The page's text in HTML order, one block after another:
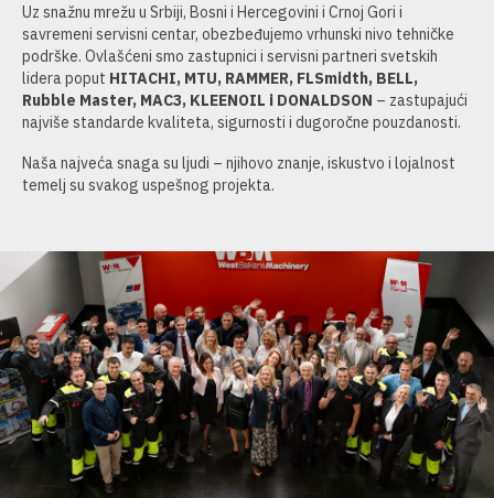
Uz snažnu mrežu u Srbiji, Bosni i Hercegovini i Crnoj Gori i
savremeni servisni centar, obezbeđujemo vrhunski nivo tehničke
podrške. Ovlašćeni smo zastupnici i servisni partneri svetskih
lidera poput HITACHI, MTU, RAMMER, FLSmidth, BELL,
Rubble Master, MAC3, KLEENOIL i DONALDSON – zastupajući
najviše standarde kvaliteta, sigurnosti i dugoročne pouzdanosti.
Naša najveća snaga su ljudi – njihovo znanje, iskustvo i lojalnost
temelj su svakog uspešnog projekta.